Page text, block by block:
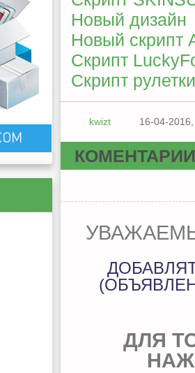
Новый дизайн
Новый скрипт
Скрипт
Скрипт
kwizt 16-04-
КОМЕНТАРИИ
ДЛЯ